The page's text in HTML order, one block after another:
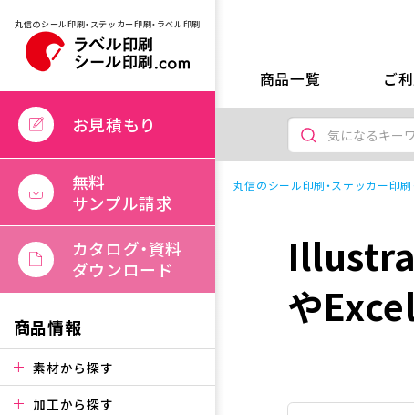
丸信のシール印刷・ステッカー印刷・ラベル印刷
商品一覧 ご
お見積もり
無料
サンプル請求
カタログ・資料
ダウンロード
商品情報
素材から探す
加工から探す
丸信のシール印刷・ステッカー印刷
や